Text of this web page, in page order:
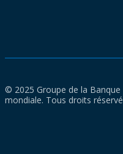
© 2025 Groupe de la Banque
mondiale. Tous droits